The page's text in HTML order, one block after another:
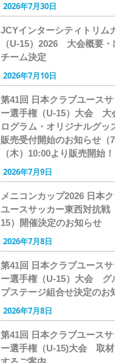
2026年7月30日
JCYインターシティトリム
（U-15）2026 大会概要・
チーム決定
2026年7月10日
第41回 日本クラブユースサ
ー選手権（U-15）大会 大
ログラム・オリジナルグッ
販売受付開始のお知らせ（
（木）10:00より販売開始！
2026年7月9日
メニコンカップ2026 日本
ユースサッカー東西対抗戦
15）開催決定のお知らせ
2026年7月8日
第41回 日本クラブユースサ
ー選手権（U-15）大会 グ
プステージ組合せ決定のお
2026年7月8日
第41回 日本クラブユースサ
ー選手権（U-15)大会 取材